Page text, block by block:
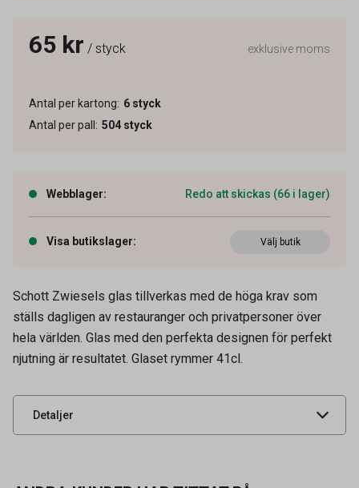
65 kr / styck exklusive moms
Antal per kartong: 6 styck
Antal per pall : 504 styck
Webblager: Redo att skickas (66 i lager)
Visa butikslager: Välj butik
Schott Zwiesels glas tillverkas med de höga krav som
ställs dagligen av restauranger och privatpersoner över
hela världen. Glas med den perfekta designen för perfekt
njutning är resultatet. Glaset rymmer 41cl.
Detaljer
Artikelnummer
Volym 41 cl
Leverantörens
UNSPSC 52152102